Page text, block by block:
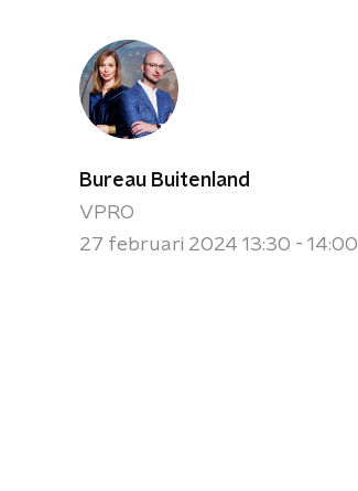
Bureau Buitenland
VPRO
27 februari 2024 13:30 - 14:00